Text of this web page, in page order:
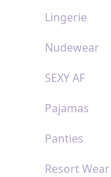
Lingerie
Nudewear
SEXY AF
Pajamas
Panties
Resort Wear